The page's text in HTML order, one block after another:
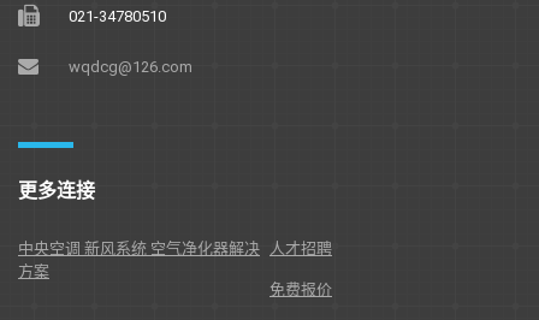
021-34780510
wqdcg@126.com
更多连接
中央空调 新风系统 空气净化器解决
方案
人才招聘
免费报价